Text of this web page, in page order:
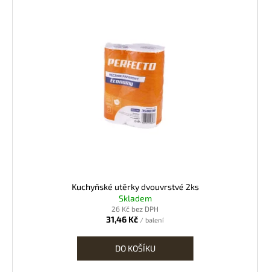
Kuchyňské utěrky dvouvrstvé 2ks
Skladem
26 Kč bez DPH
31,46 Kč / balení
DO KOŠÍKU